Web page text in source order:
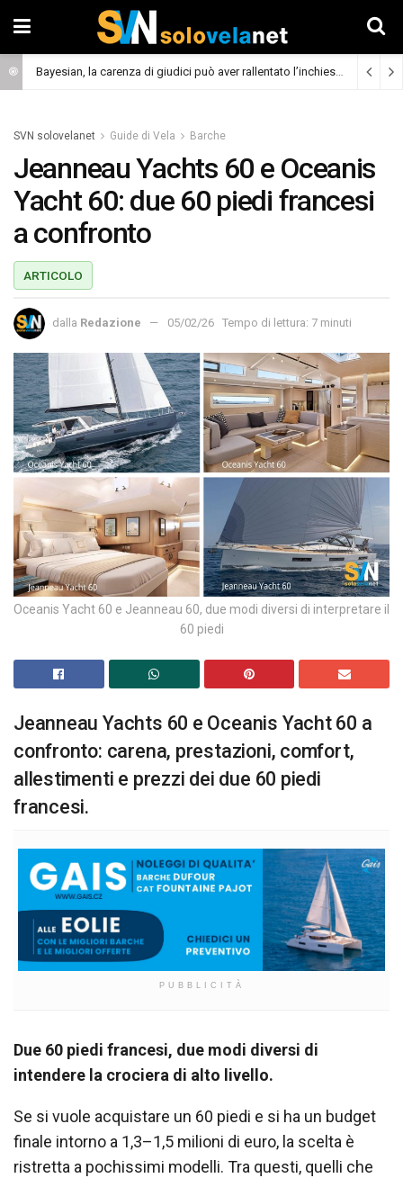
Bayesian, la carenza di giudici può aver rallentato l’inchiesta (Cronaca)
SVN solovelanet Guide di Vela Barche
Jeanneau Yachts 60 e Oceanis
Yacht 60: due 60 piedi francesi
a confronto
ARTICOLO
dalla Redazione 05/02/26 Tempo di lettura: 7 minuti
Oceanis Yacht 60 e Jeanneau 60, due modi diversi di interpretare il
60 piedi
Jeanneau Yachts 60 e Oceanis Yacht 60 a
confronto: carena, prestazioni, comfort,
allestimenti e prezzi dei due 60 piedi
francesi.
PUBBLICITÀ
Due 60 piedi francesi, due modi diversi di
intendere la crociera di alto livello.
Se si vuole acquistare un 60 piedi e si ha un budget
finale intorno a 1,3–1,5 milioni di euro, la scelta è
ristretta a pochissimi modelli. Tra questi, quelli che